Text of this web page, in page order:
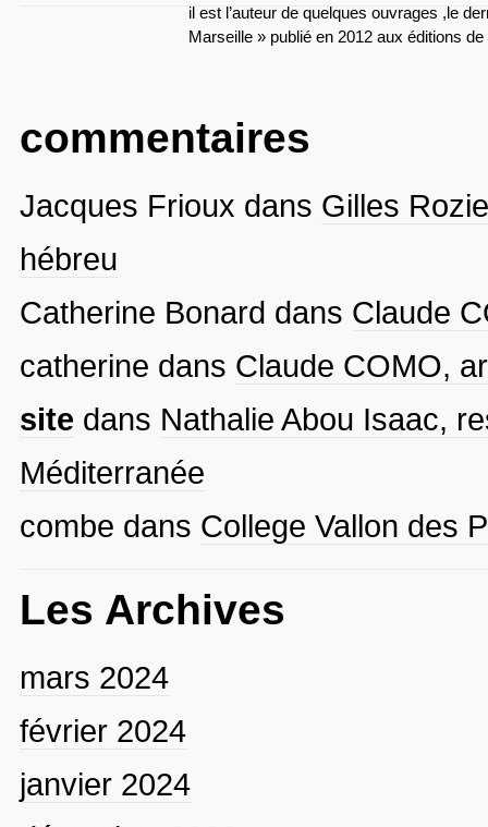
il est l’auteur de quelques ouvrages ,le
Marseille » publié en 2012 aux éditions de
commentaires
Jacques Frioux dans Gilles
hébreu
Catherine Bonard dans Claude
catherine dans Claude COMO,
site dans Nathalie Abou Isaac,
Méditerranée
combe dans College Vallon des
Les Archives
mars 2024
février 2024
janvier 2024